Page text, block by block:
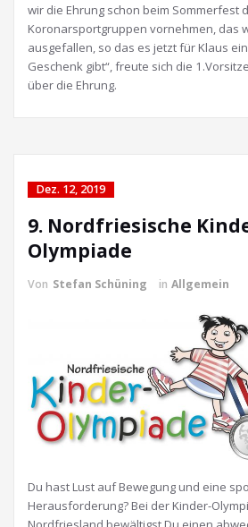
wir die Ehrung schon beim Sommerfest
Koronarsportgruppen vornehmen, das
ausgefallen, so das es jetzt für Klaus
Geschenk gibt“, freute sich die
über die Ehrung.
Dez. 12, 2019
9. Nordfriesische
Olympiade
Von Stefan Schüning in Allgemein
Du hast Lust auf Bewegung und eine
Herausforderung? Bei der Kinder-